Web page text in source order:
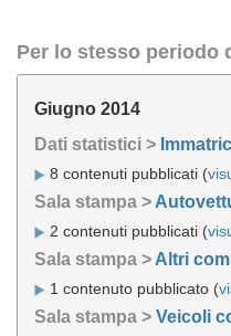
Per lo stesso periodo
Giugno 2014
Dati statistici >
8 contenuti pubblicati (
Sala stampa >
2 contenuti pubblicati (
Sala stampa > Altri
1 contenuto pubblicato (
Sala stampa > Veicoli